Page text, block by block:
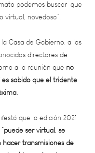
de Gobierno, a las
directores de
a la reunión queno
que el tridente
la edición 2021
“puede ser virtual, se
transmisiones de
tengo la primera